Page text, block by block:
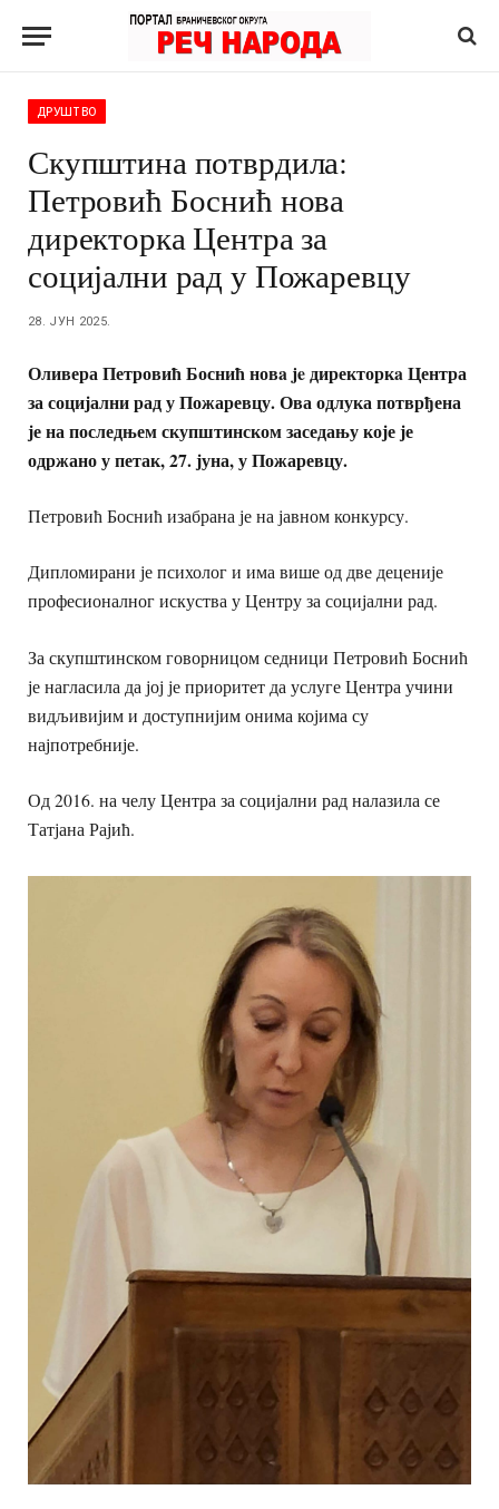
ДРУШТВО
Скупштина потврдила:
Петровић Боснић нова
директорка Центра за
социјални рад у Пожаревцу
28. ЈУН 2025.
Оливера Петровић Боснић новa je директоркa Центра
за социјални рад у Пожаревцу. Ова одлука потврђена
је на последњем скупштинском заседању које је
одржано у петак, 27. јуна, у Пожаревцу.
Петровић Боснић изабрана је на јавном конкурсу.
Дипломирани је психолог и има више од две деценије
професионалног искуства у Центру за социјални рад.
За скупштинском говорницом седници Петровић Боснић
је нагласила да јој је приоритет да услуге Центра учини
видљивијим и доступнијим онима којима су
најпотребније.
Од 2016. на челу Центра за социјални рад налазила се
Татјана Рајић.